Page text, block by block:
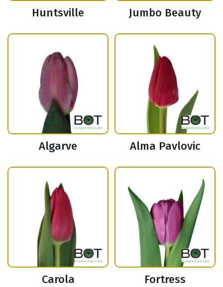
Huntsville Jumbo Beauty
Algarve Alma Pavlovic
Carola Fortress